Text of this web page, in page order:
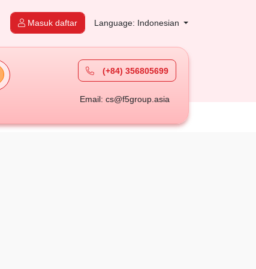
Masuk daftar Language: Indonesian
(+84) 356805699
Email: cs@f5group.asia